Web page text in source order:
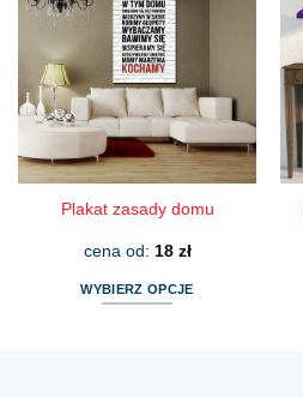
wariantów.
Opcje
można
wybrać
na
stronie
produktu
Plakat zasady domu
cena od: 18 zł
WYBIERZ OPCJE